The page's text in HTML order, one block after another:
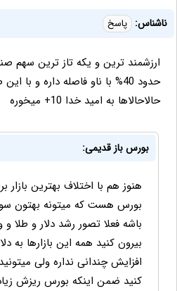
ناشناس: پاسخ
ارزشمند ترین و یکه تاز ترین سهم
حدود 40% با ناو فاصله داره و
حالاحالاها به امید خدا 10+ میخوره
بورس باز قدیمی:
هنوز هم با اختلاف بهترین بازار
بورس هست که میتونه بهتون
باشه فعلا تصور رشد دلار و طلا
بیرون کنید همه این بازارها به
افزایش چندانی نداره ولی
کنید ضمن اینکه بورس ریزش